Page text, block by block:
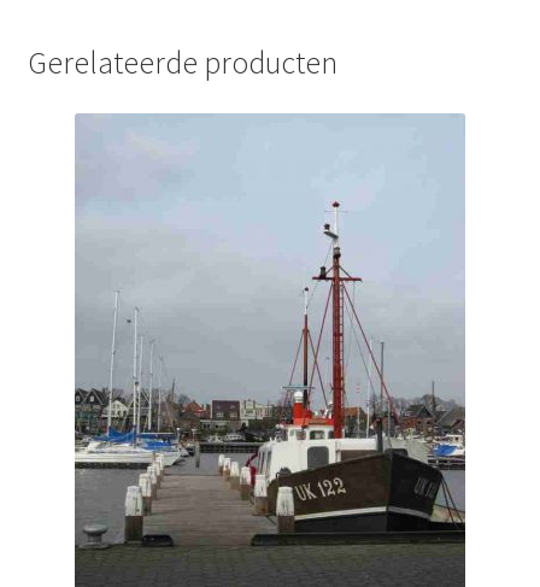
Gerelateerde producten